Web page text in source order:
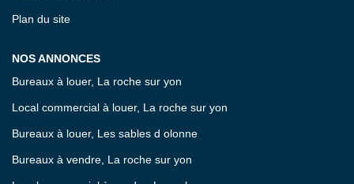
Plan du site
NOS ANNONCES
Bureaux à louer, La roche sur yon
Local commercial à louer, La roche sur yon
Bureaux à louer, Les sables d olonne
Bureaux à vendre, La roche sur yon